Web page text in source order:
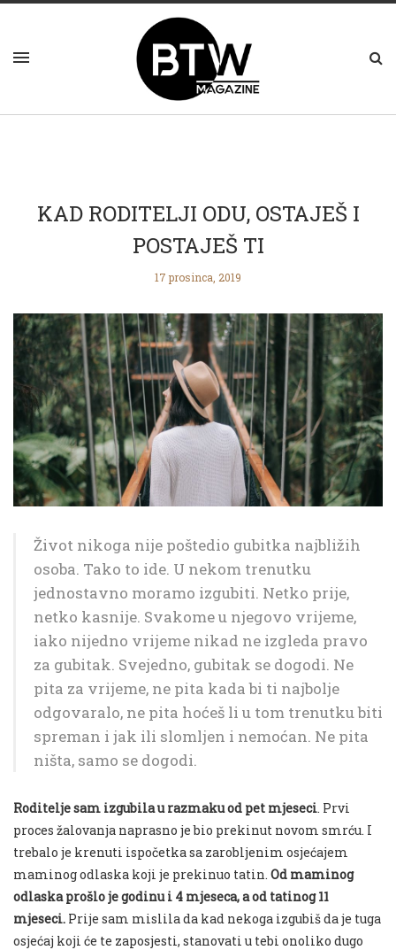
KAD RODITELJI ODU, OSTAJEŠ I
POSTAJEŠ TI
17 prosinca, 2019
Život nikoga nije poštedio gubitka najbližih
osoba. Tako to ide. U nekom trenutku
jednostavno moramo izgubiti. Netko prije,
netko kasnije. Svakome u njegovo vrijeme,
iako nijedno vrijeme nikad ne izgleda pravo
za gubitak. Svejedno, gubitak se dogodi. Ne
pita za vrijeme, ne pita kada bi ti najbolje
odgovaralo, ne pita hoćeš li u tom trenutku biti
spreman i jak ili slomljen i nemoćan. Ne pita
ništa, samo se dogodi.
Roditelje sam izgubila u razmaku od pet mjeseci. Prvi
proces žalovanja naprasno je bio prekinut novom smrću. I
trebalo je krenuti ispočetka sa zarobljenim osjećajem
maminog odlaska koji je prekinuo tatin. Od maminog
odlaska prošlo je godinu i 4 mjeseca, a od tatinog 11
mjeseci. Prije sam mislila da kad nekoga izgubiš da je tuga
osjećaj koji će te zaposjesti, stanovati u tebi onoliko dugo